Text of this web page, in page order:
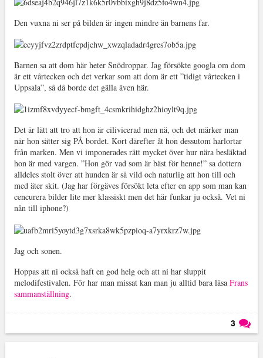
Den vuxna ni ser på bilden är ingen mindre än barnens far.
Barnen sa att dom här heter Snödroppar. Jag försökte googla om dom
är ett vårtecken och det verkar som att dom är ett ”tidigt vårtecken i
Uppsala”, så då borde det gälla även här.
Det är lätt att tro att hon är cilivicerad men nä, och det märker man
när hon sätter sig PÅ bordet. Kort därefter åt hon dessutom harlortar
från marken. Men vi imponerades rätt mycket över hur nära besläktad
hon är med vargen. ”Hon gör vad som är bäst för henne!” sa dottern
alldeles stolt över att hunden är så vild och naturlig att hon till och
med äter skit. (Jag har förgäves försökt leta efter en app som man kan
cencurera bilder lite mer klassiskt men det här funkar ju också. Vet ni
nån till iphone?)
Jag och sonen.
Hoppas att ni också haft en god helg och att ni har sluppit
melodifestivalen. För har man missat kan man ju alltid bara läsa Frans
sammanställning.
3